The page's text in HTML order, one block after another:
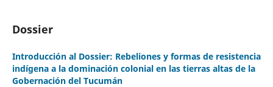
Dossier
Introducción al Dossier: Rebeliones y formas de resistencia
indígena a la dominación colonial en las tierras altas de la
Gobernación del Tucumán